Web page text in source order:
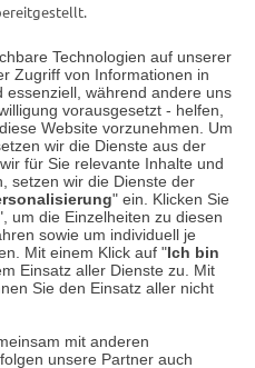
Technologien auf unserer
Zugriff von Informationen in
essenziell, während andere uns
vorausgesetzt - helfen,
Website vorzunehmen. Um
wir die Dienste aus der
für Sie relevante Inhalte und
setzen wir die Dienste der
" ein. Klicken Sie
um die Einzelheiten zu diesen
sowie um individuell je
Mit einem Klick auf "Ich bin
Einsatz aller Dienste zu. Mit
Sie den Einsatz aller nicht
mit anderen
unsere Partner auch
in Meckenheim
6
Uhr bis 18:00 Uhr
uns im Netz